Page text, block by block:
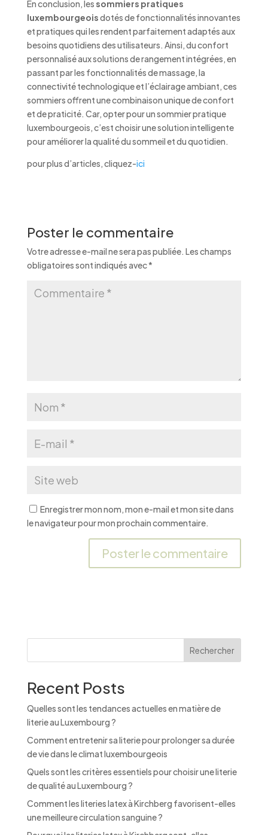
En conclusion, les sommiers pratiques
luxembourgeoisdotés de fonctionnalités innovantes
et pratiques qui les rendent parfaitement adaptés aux
besoins quotidiens des utilisateurs. Ainsi, du confort
personnalisé aux solutions de rangement intégrées, en
passant par les fonctionnalités de massage, la
connectivité technologique et l’éclairage ambiant, ces
sommiers offrent une combinaison unique de confort
et de praticité. Car, opter pour un sommier pratique
luxembourgeois, c’est choisir une solution intelligente
pour améliorer la qualité du sommeil et du quotidien.
pour plus d’articles, cliquez-ici
Poster le commentaire
Votre adresse e-mail ne sera pas publiée. Les champs
obligatoires sont indiqués avec*
Enregistrer mon nom, mon e-mail et mon site dans
le navigateur pour mon prochain commentaire.
i
e
:
Rechercher
Recent Posts
Quelles sont les tendances actuelles en matière de
literie au Luxembourg ?
Comment entretenir sa literie pour prolonger sa durée
de vie dans le climat luxembourgeois
Quels sont les critères essentiels pour choisir une literie
de qualité au Luxembourg ?
Comment les literies latex à Kirchberg favorisent-elles
une meilleure circulation sanguine ?